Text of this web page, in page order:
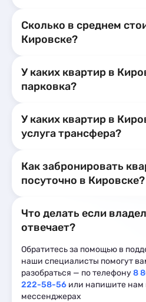
Сколько в среднем
Кировске?
У каких квартир в
парковка?
У каких квартир в
услуга трансфера?
Как забронировать
посуточно в Кировске?
Что делать если
отвечает?
Обратитесь за помощью в
наши специалисты помогут
разобраться — по телефону8
222-58-56 или напишите нам
мессенджерах